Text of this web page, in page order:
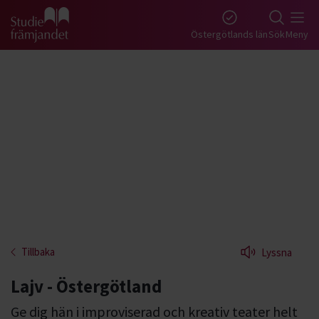
Gå till studiefrämjandets startsida Östergötlands länSökMeny
Tillbaka Lyssna
Lajv - Östergötland
Ge dig hän i improviserad och kreativ teater helt